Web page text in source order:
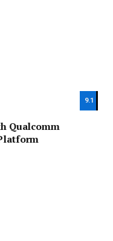
9.1
Qualcomm